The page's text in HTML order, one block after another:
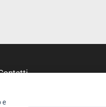
Struttura di riferimento
e